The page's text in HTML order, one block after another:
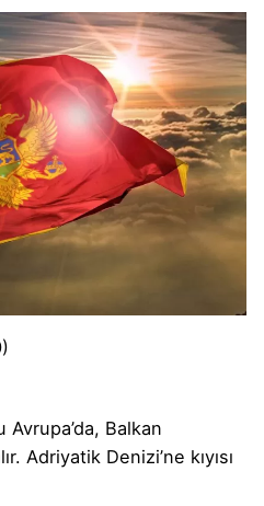
Balkan
Adriyatik Denizi’ne kıyısı